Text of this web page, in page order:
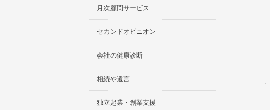
月次顧問サービス
セカンドオピニオン
会社の健康診断
相続や遺言
独立起業・創業支援